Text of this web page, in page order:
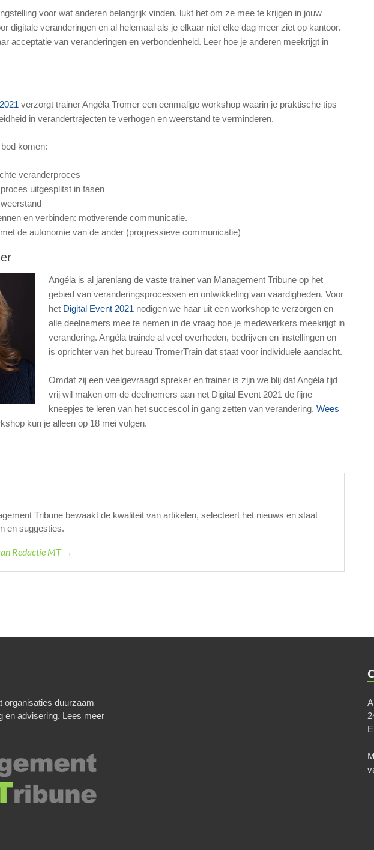
voor wat anderen belangrijk vinden, lukt het om ze mee te krijgen in jouw
digitale veranderingen en al helemaal als je elkaar niet elke dag meer ziet op kantoor.
acceptatie van veranderingen en verbondenheid. Leer hoe je anderen meekrijgt in
verzorgt trainer Angéla Tromer een eenmalige workshop waarin je praktische tips
in verandertrajecten te verhogen en weerstand te verminderen.
komen:
veranderproces
uitgesplitst in fasen
en verbinden: motiverende communicatie.
de autonomie van de ander (progressieve communicatie)
Angéla is al jarenlang de vaste trainer van Management Tribune op het
gebied van veranderingsprocessen en ontwikkeling van vaardigheden. Voor
het Digital Event 2021 nodigen we haar uit een workshop te verzorgen en
alle deelnemers mee te nemen in de vraag hoe je medewerkers meekrijgt in
verandering. Angéla trainde al veel overheden, bedrijven en instellingen en
is oprichter van het bureau TromerTrain dat staat voor individuele aandacht.
Omdat zij een veelgevraagd spreker en trainer is zijn we blij dat Angéla tijd
vrij wil maken om de deelnemers aan net Digital Event 2021 de fijne
kneepjes te leren van het succescol in gang zetten van verandering. Wees
kun je alleen op 18 mei volgen.
Tribune bewaakt de kwaliteit van artikelen, selecteert het nieuws en staat
en suggesties.
Redactie MT →
organisaties duurzaam
en advisering. Lees meer
E